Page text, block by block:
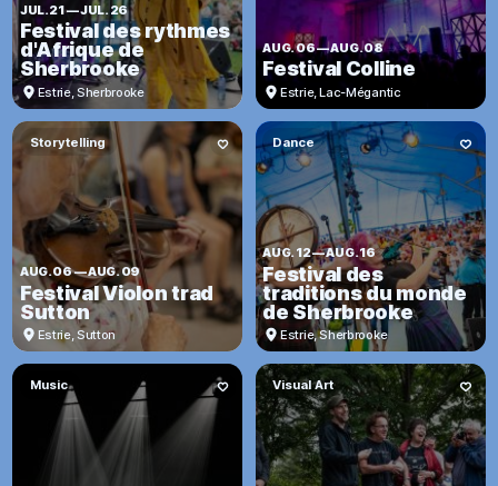
JUL. 21—JUL. 26
Festival des rythmes
d'Afrique de
Sherbrooke
Estrie,Sherbrooke
AUG. 06—AUG. 08
Festival Colline
Estrie,Lac-Mégantic
Storytelling
AUG. 06—AUG. 09
Festival Violon trad
Sutton
Estrie,Sutton
Dance
AUG. 12—AUG. 16
Festival des
traditions du monde
de Sherbrooke
Estrie,Sherbrooke
Music Visual Art